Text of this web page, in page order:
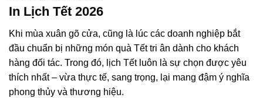
In Lịch Tết 2026
Khi mùa xuân gõ cửa, cũng là lúc các doanh nghiệp bắt
đầu chuẩn bị những món quà Tết tri ân dành cho khách
hàng đối tác. Trong đó, lịch Tết luôn là sự chọn được yêu
thích nhất – vừa thực tế, sang trọng, lại mang đậm ý nghĩa
phong thủy và thương hiệu.